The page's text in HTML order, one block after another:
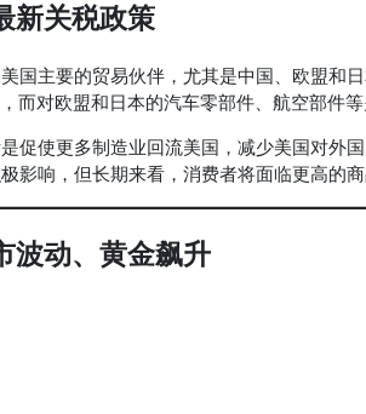
新关税政策
国主要的贸易伙伴，尤其是中国、欧盟和
而对欧盟和日本的汽车零部件、航空部件
促使更多制造业回流美国，减少美国对外
影响，但长期来看，消费者将面临更高的
波动、黄金飙升